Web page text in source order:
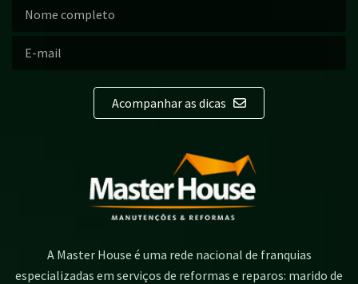
Acompanhar as dicas
A Master House é uma rede nacional de franquias
especializadas em serviços de reformas e reparos: marido de